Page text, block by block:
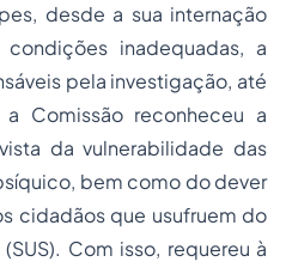
desde a sua internação
inadequadas, a
pela investigação, até
Comissão reconheceu a
da vulnerabilidade das
bem como do dever
cidadãos que usufruem do
Com isso, requereu à